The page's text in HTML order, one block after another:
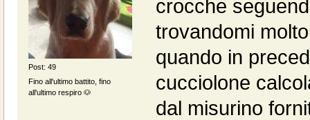
Post: 49
Fino all'ultimo battito, fino
all'ultimo respiro 🐶
crocche
trovandomi
quando in
cucciolone
dal misurino